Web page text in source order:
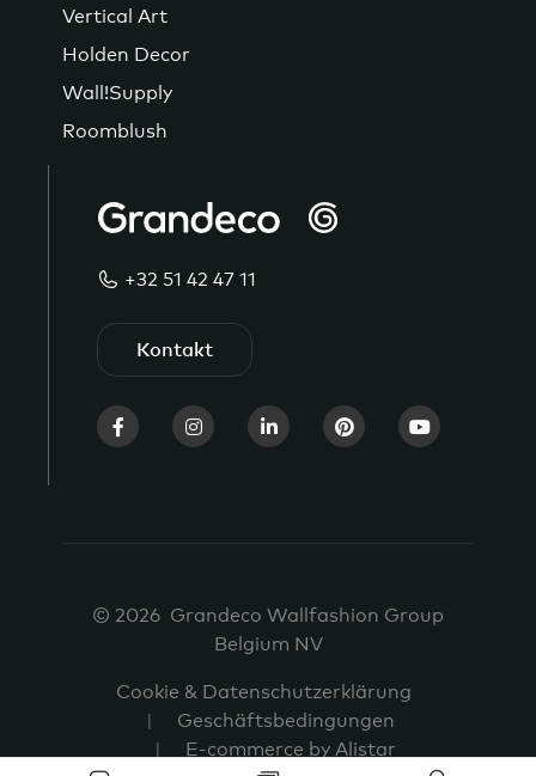
Vertical Art
Holden Decor
Wall!Supply
Roomblush
+32 51 42 47 11
Kontakt
© 2026 Grandeco Wallfashion Group
Belgium NV
Cookie & Datenschutzerklärung
Geschäftsbedingungen
E-commerce by Alistar